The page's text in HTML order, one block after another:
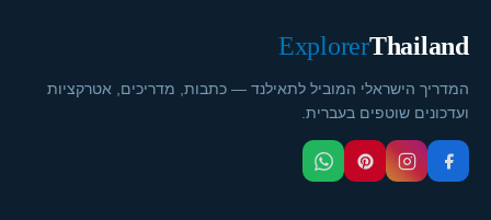
Thailand
Explorer
המדריך הישראלי המוביל לתאילנד — כתבות, מדריכים, אטרקציות
ועדכונים שוטפים בעברית.